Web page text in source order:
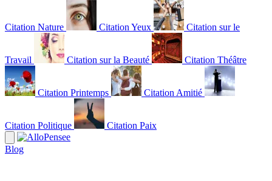
Citation Nature Citation Yeux Citation sur le
Travail Citation sur la Beauté Citation Théâtre
Citation Printemps Citation Amitié
Citation Politique Citation Paix
Blog